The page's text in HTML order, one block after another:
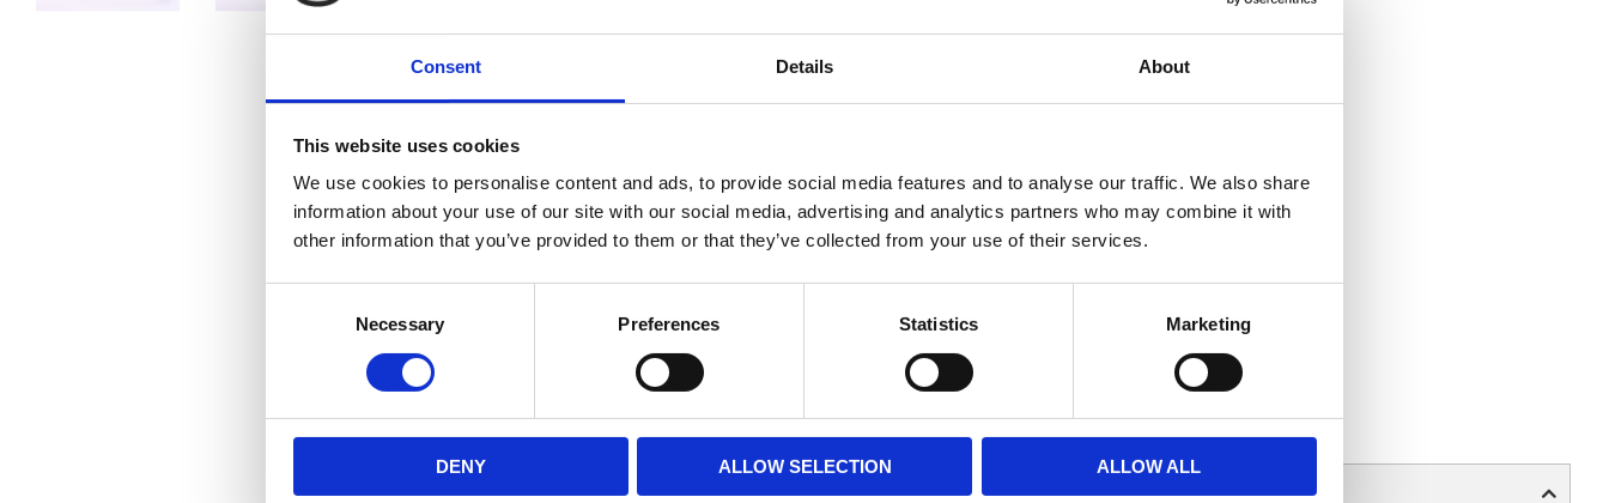
Consent Details About
This website uses cookies
We use cookies to personalise content and ads, to provide social media features and to analyse our traffic. We also share
information about your use of our site with our social media, advertising and analytics partners who may combine it with
other information that you’ve provided to them or that they’ve collected from your use of their services.
Necessary Preferences Statistics Marketing
DENY ALLOW SELECTION ALLOW ALL
Linshöjd
Skalmlängd
Klicka här för att se hur vi mäter läsglasögonen....
Kontakta oss